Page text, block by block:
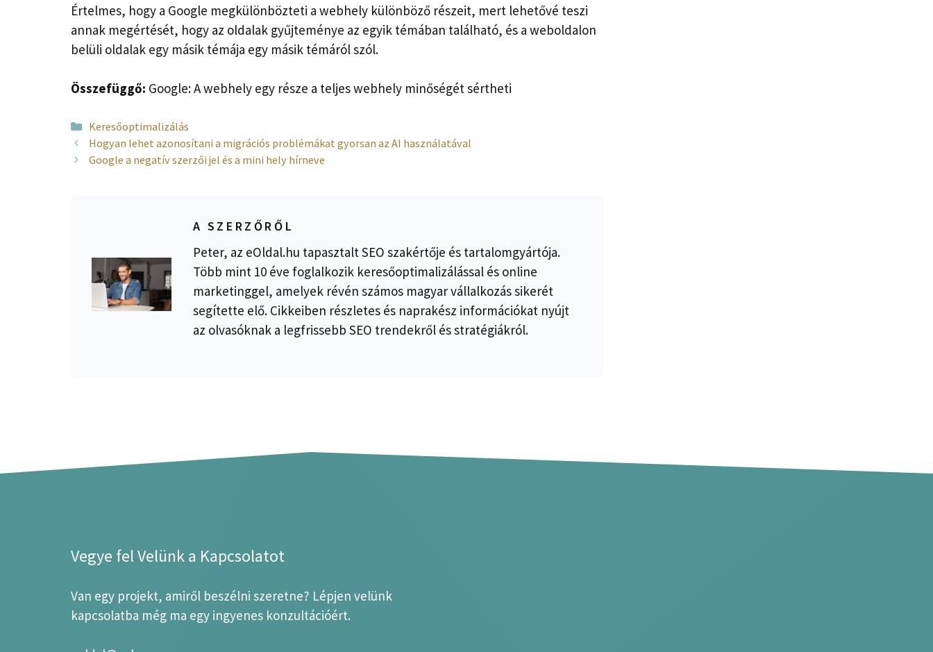
Értelmes, hogy a Google megkülönbözteti a webhely különböző részeit, mert lehetővé teszi
annak megértését, hogy az oldalak gyűjteménye az egyik témában található, és a weboldalon
belüli oldalak egy másik témája egy másik témáról szól.
Összefüggő: Google: A webhely egy része a teljes webhely minőségét sértheti
Kategória
Keresőoptimalizálás
Hogyan lehet azonosítani a migrációs problémákat gyorsan az AI használatával
Google a negatív szerzői jel és a mini hely hírneve
A SZERZŐRŐL
Peter, az eOldal.hu tapasztalt SEO szakértője és tartalomgyártója.
Több mint 10 éve foglalkozik keresőoptimalizálással és online
marketinggel, amelyek révén számos magyar vállalkozás sikerét
segítette elő. Cikkeiben részletes és naprakész információkat nyújt
az olvasóknak a legfrissebb SEO trendekről és stratégiákról.
Vegye fel Velünk a Kapcsolatot
Van egy projekt, amiről beszélni szeretne? Lépjen velünk
kapcsolatba még ma egy ingyenes konzultációért.